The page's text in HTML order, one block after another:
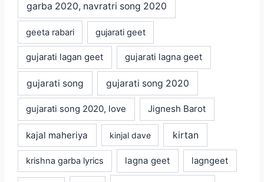
garba 2020, navratri song 2020
geeta rabari gujarati geet
gujarati lagan geet gujarati lagna geet
gujarati song gujarati song 2020
gujarati song 2020, love Jignesh Barot
kajal maheriya kinjal dave kirtan
krishna garba lyrics lagna geet lagngeet